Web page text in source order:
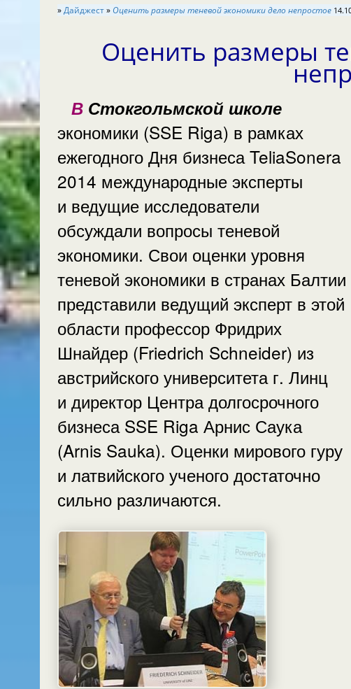
»Дайджест» Оценить размеры теневой экономики дело непростое
Оценить размеры
В Стокгольмской школе
экономики (SSE Riga) в рамках
ежегодного Дня бизнеса TeliaSonera
2014 международные эксперты
и ведущие исследователи
обсуждали вопросы теневой
экономики. Свои оценки уровня
теневой экономики в странах Балтии
представили ведущий эксперт в этой
области профессор Фридрих
Шнайдер (Friedrich Schneider) из
австрийского университета г. Линц
и директор Центра долгосрочного
бизнеса SSE Riga Арнис Саука
(Arnis Sauka). Оценки мирового гуру
и латвийского ученого достаточно
сильно различаются.